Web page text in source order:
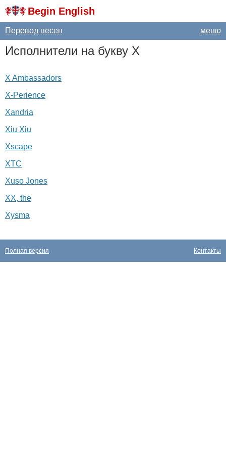
Begin English
меню
Перевод песен
Исполнители на букву X
X Ambassadors
X-Perience
Xandria
Xiu Xiu
Xscape
XTC
Xuso Jones
XX, the
Xysma
Контакты
Полная версия